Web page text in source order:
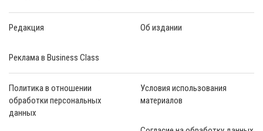
Редакция Об издании
Реклама в Business Class
Политика в отношении
обработки персональных
данных
Условия использования
материалов